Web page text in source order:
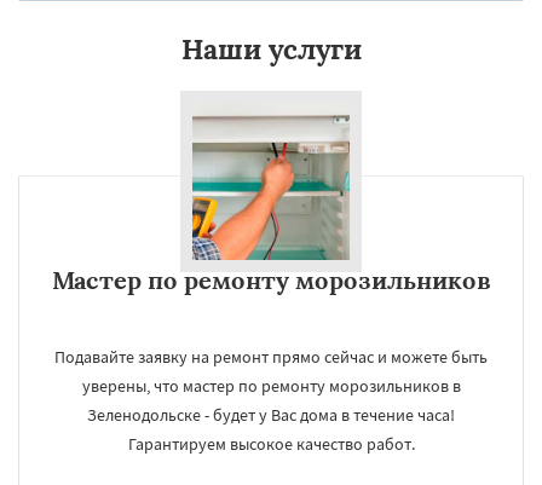
Наши услуги
Мастер по ремонту морозильников
Подавайте заявку на ремонт прямо сейчас и можете быть
уверены, что мастер по ремонту морозильников в
Зеленодольске - будет у Вас дома в течение часа!
Гарантируем высокое качество работ.